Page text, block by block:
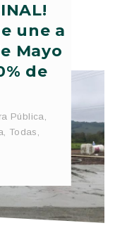
une a
Mayo
de
Pública,
, Todas ,